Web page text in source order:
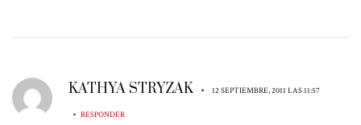
KATHYA STRYZAK • 12 SEPTIEMBRE, 2011 LAS 11:57
• RESPONDER